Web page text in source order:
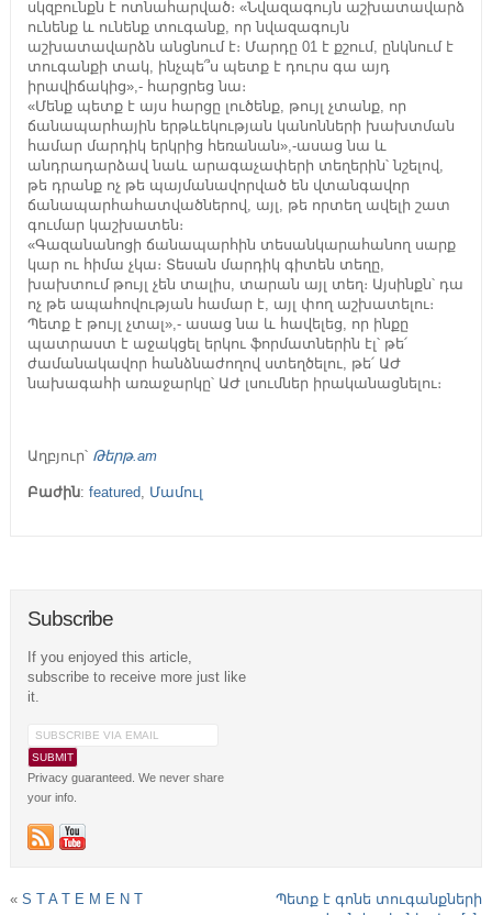
սկզբունքն է ոտնահարված։ «Նվազագույն աշխատավարձ
ունենք և ունենք տուգանք, որ նվազագույն
աշխատավարձն անցնում է։ Մարդը 01 է քշում, ընկնում է
տուգանքի տակ, ինչպե՞ս պետք է դուրս գա այդ
իրավիճակից»,- հարցրեց նա։
«Մենք պետք է այս հարցը լուծենք, թույլ չտանք, որ
ճանապարհային երթևեկության կանոնների խախտման
համար մարդիկ երկրից հեռանան»,-ասաց նա և
անդրադարձավ նաև արագաչափերի տեղերին՝ նշելով,
թե դրանք ոչ թե պայմանավորված են վտանգավոր
ճանապարհահատվածներով, այլ, թե որտեղ ավելի շատ
գումար կաշխատեն։
«Գազանանոցի ճանապարհին տեսանկարահանող սարք
կար ու հիմա չկա։ Տեսան մարդիկ գիտեն տեղը,
խախտում թույլ չեն տալիս, տարան այլ տեղ։ Այսինքն՝ դա
ոչ թե ապահովության համար է, այլ փող աշխատելու։
Պետք է թույլ չտալ»,- ասաց նա և հավելեց, որ ինքը
պատրաստ է աջակցել երկու ֆորմատներին էլ՝ թե՛
ժամանակավոր հանձնաժողով ստեղծելու, թե՛ ԱԺ
նախագահի առաջարկը՝ ԱԺ լսումներ իրականացնելու։
Աղբյուր՝ Թերթ.am
Բաժին: featured, Մամուլ
Subscribe
If you enjoyed this article,
subscribe to receive more just like
it.
Privacy guaranteed. We never share
your info.
« S T A T E M E N T
Պետք է գոնե տուգանքների